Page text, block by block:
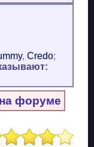
, Credo;
форуме